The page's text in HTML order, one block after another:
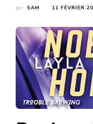
par SAM 11 FÉVRIER